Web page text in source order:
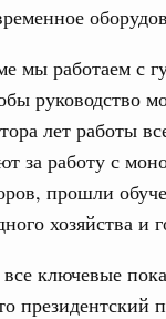
мы работаем с
руководство
лет работы
за работу с
прошли
хозяйства и
ключевые